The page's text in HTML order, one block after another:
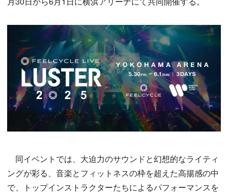
同イベントでは、大迫力のサウンドと幻想的なライティ
ングが彩る、音楽とフィットネスの枠を超えた高揚感の中
で、トップインストラクターたちによるパフォーマンスを